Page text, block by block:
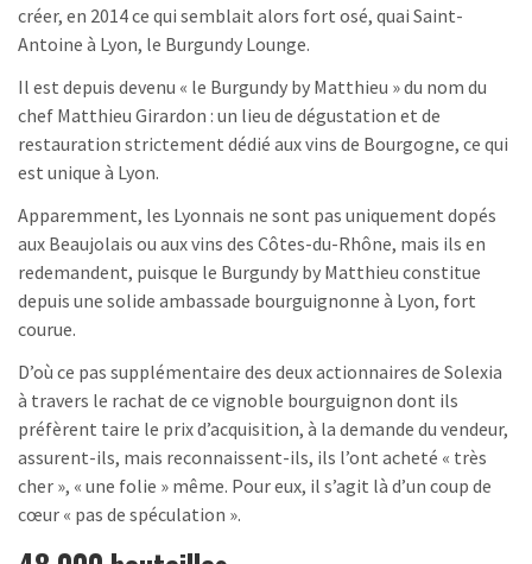
créer, en 2014 ce qui semblait alors fort osé, quai Saint-
Antoine à Lyon, le Burgundy Lounge.
Il est depuis devenu « le Burgundy by Matthieu » du nom du
chef Matthieu Girardon : un lieu de dégustation et de
restauration strictement dédié aux vins de Bourgogne, ce qui
est unique à Lyon.
Apparemment, les Lyonnais ne sont pas uniquement dopés
aux Beaujolais ou aux vins des Côtes-du-Rhône, mais ils en
redemandent, puisque le Burgundy by Matthieu constitue
depuis une solide ambassade bourguignonne à Lyon, fort
courue.
D’où ce pas supplémentaire des deux actionnaires de Solexia
à travers le rachat de ce vignoble bourguignon dont ils
préfèrent taire le prix d’acquisition, à la demande du vendeur,
assurent-ils, mais reconnaissent-ils, ils l’ont acheté « très
cher », « une folie » même. Pour eux, il s’agit là d’un coup de
cœur « pas de spéculation ».